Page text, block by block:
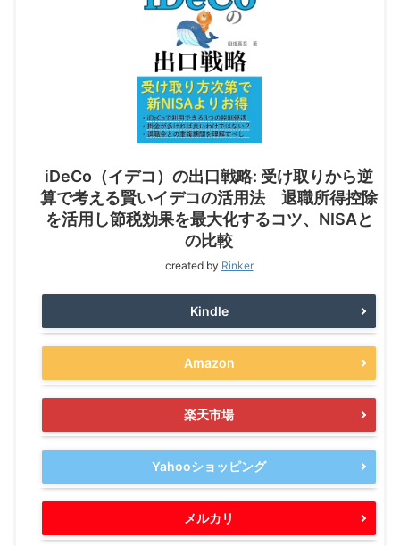
iDeCo（イデコ）の出口戦略: 受け取りから逆
算で考える賢いイデコの活用法 退職所得控除
を活用し節税効果を最大化するコツ、NISAと
の比較
created by Rinker
Kindle
Amazon
楽天市場
Yahooショッピング
メルカリ